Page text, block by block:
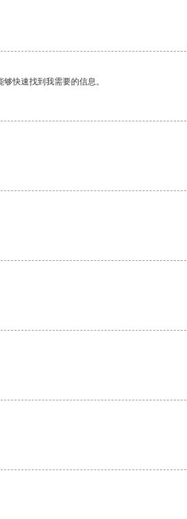
快速找到我需要的信息。